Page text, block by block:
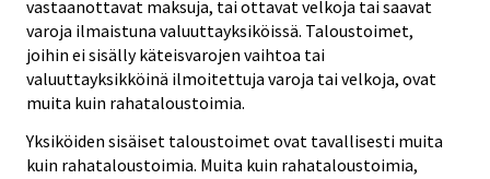
vastaanottavat maksuja, tai ottavat velkoja tai saavat
varoja ilmaistuna valuuttayksiköissä. Taloustoimet,
joihin ei sisälly käteisvarojen vaihtoa tai
valuuttayksikköinä ilmoitettuja varoja tai velkoja, ovat
muita kuin rahataloustoimia.
Yksiköiden sisäiset taloustoimet ovat tavallisesti muita
kuin rahataloustoimia. Muita kuin rahataloustoimia,